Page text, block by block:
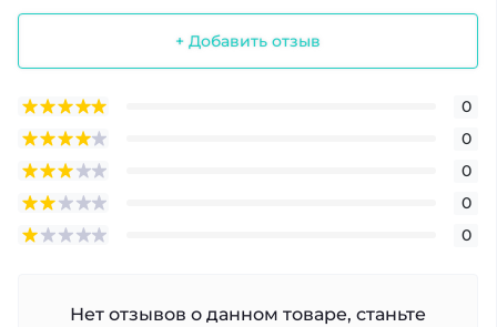
+ Добавить отзыв
0
0
0
0
0
Нет отзывов о данном товаре, станьте